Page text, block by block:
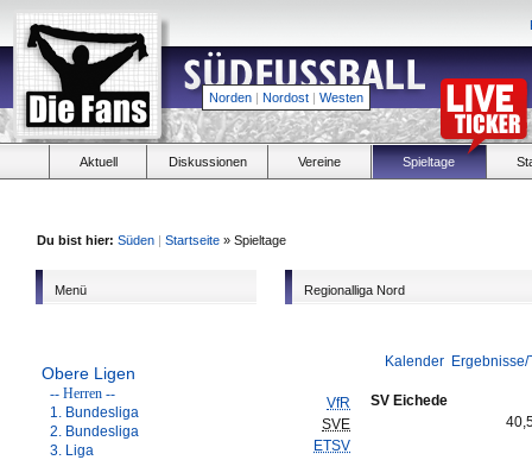
Norden | Nordost | Westen
Aktuell Diskussionen Vereine Spieltage
Du bist hier: Süden | Startseite » Spieltage
Menü
Obere Ligen
-- Herren --
1. Bundesliga
2. Bundesliga
3. Liga
Regionalliga Nord
Kalender
VfR
SVE
ETSV
SV Eichede